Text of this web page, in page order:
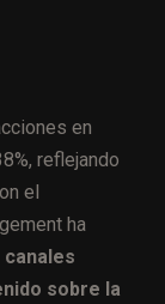
en
reflejando
el
ha
canales
sobre la